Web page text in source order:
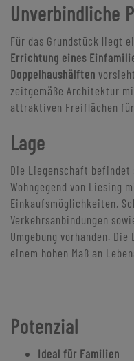
Unverbindliche
Für das Grundstück liegt
Errichtung eines
Doppelhaushälften
zeitgemäße Architektur
attraktiven Freiflächen
Lage
Die Liegenschaft befindet
Wohngegend von Liesing
Einkaufsmöglichkeiten,
Verkehrsanbindungen
Umgebung vorhanden.
einem hohen Maß an
Potenzial
Ideal für Familien